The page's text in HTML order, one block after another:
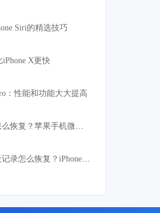
Siri的精选技巧
X更快
：性能和功能大大提高
微信好友删除了怎么恢复？苹果手机微信好友恢复
删除了的微信聊天记录怎么恢复？iPhone教程详解